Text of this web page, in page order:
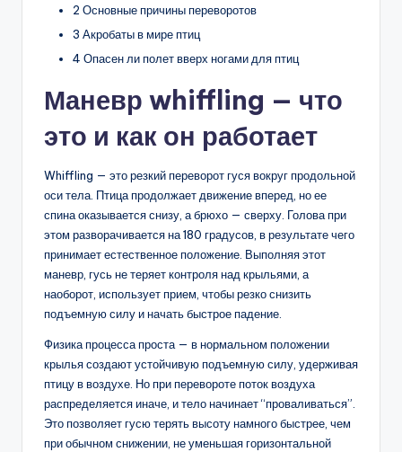
2 Основные причины переворотов
3 Акробаты в мире птиц
4 Опасен ли полет вверх ногами для птиц
Маневр whiffling — что
это и как он работает
Whiffling — это резкий переворот гуся вокруг продольной
оси тела. Птица продолжает движение вперед, но ее
спина оказывается снизу, а брюхо — сверху. Голова при
этом разворачивается на 180 градусов, в результате чего
принимает естественное положение. Выполняя этот
маневр, гусь не теряет контроля над крыльями, а
наоборот, использует прием, чтобы резко снизить
подъемную силу и начать быстрое падение.
Физика процесса проста — в нормальном положении
крылья создают устойчивую подъемную силу, удерживая
птицу в воздухе. Но при перевороте поток воздуха
распределяется иначе, и тело начинает “проваливаться”.
Это позволяет гусю терять высоту намного быстрее, чем
при обычном снижении, не уменьшая горизонтальной